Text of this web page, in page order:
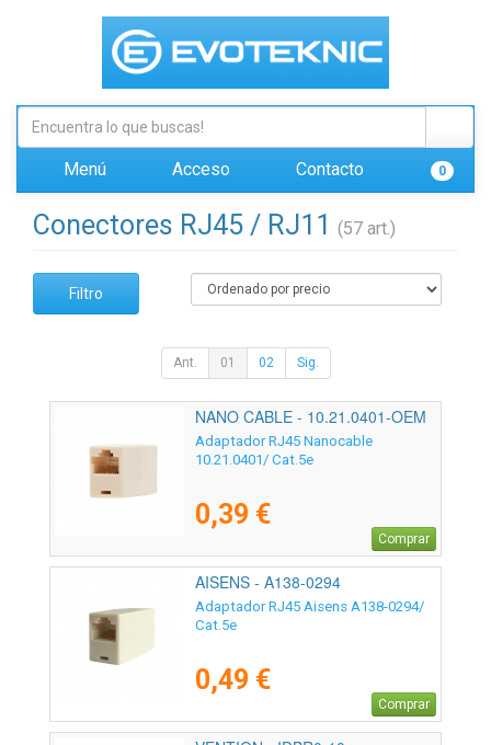
Menú Acceso Contacto 0
Conectores RJ45 / RJ11 (57 art.)
Filtro
Ant. 01 02 Sig.
NANO CABLE - 10.21.0401-OEM
Adaptador RJ45 Nanocable
10.21.0401/ Cat.5e
0,39 €
Comprar
AISENS - A138-0294
Adaptador RJ45 Aisens A138-0294/
Cat.5e
0,49 €
Comprar